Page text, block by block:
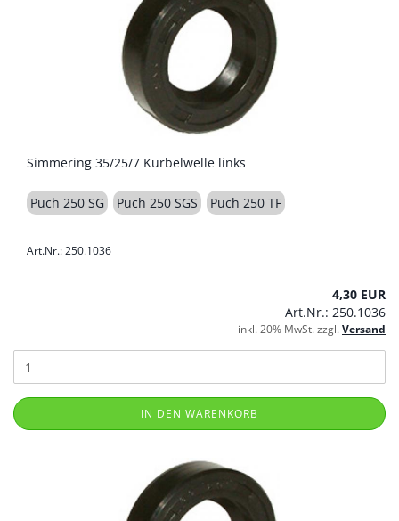
Simmering 35/25/7 Kurbelwelle links
Puch 250 SG Puch 250 SGS Puch 250 TF
Art.Nr.: 250.1036
4,30 EUR
Art.Nr.: 250.1036
inkl. 20% MwSt. zzgl.Versand
IN DEN WARENKORB